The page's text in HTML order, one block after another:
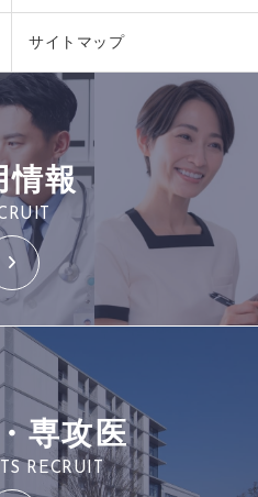
サイトマップ
情報
専攻医
RECRUIT